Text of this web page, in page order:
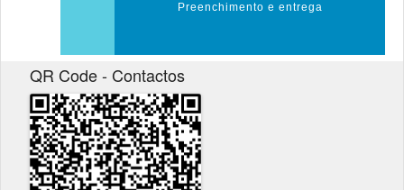
Preenchimento e entrega
QR Code - Contactos